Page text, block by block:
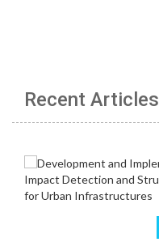
Recent Articles